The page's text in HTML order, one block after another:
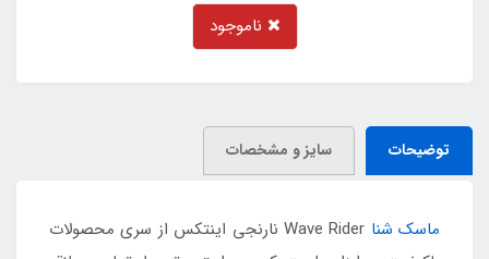
ناموجود
توضیحات سایز و مشخصات
ماسک شنا
Wave Rider نارنجی اینتکس از سری محصولات